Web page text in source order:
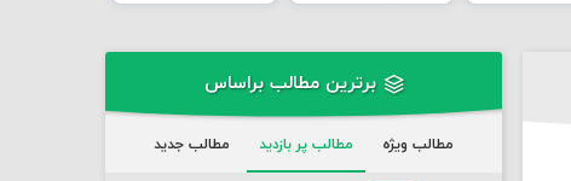
برترین مطالب براساس
مطالب ویژه مطالب پر بازدید مطالب جدید